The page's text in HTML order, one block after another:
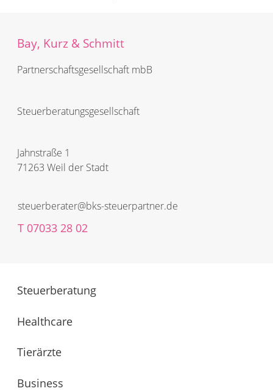
Bay, Kurz & Schmitt
Partnerschafts­­gesellschaft mbB
Steuerberatungs­­gesellschaft
Jahnstraße 1
71263 Weil der Stadt
steuerberater@bks-steuerpartner.de
T 07033 28 02
Steuerberatung
Healthcare
Tierärzte
Business